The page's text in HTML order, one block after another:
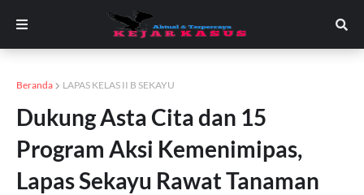
Beranda LAPAS KELAS II B SEKAYU
Dukung Asta Cita dan 15
Program Aksi Kemenimipas,
Lapas Sekayu Rawat Tanaman